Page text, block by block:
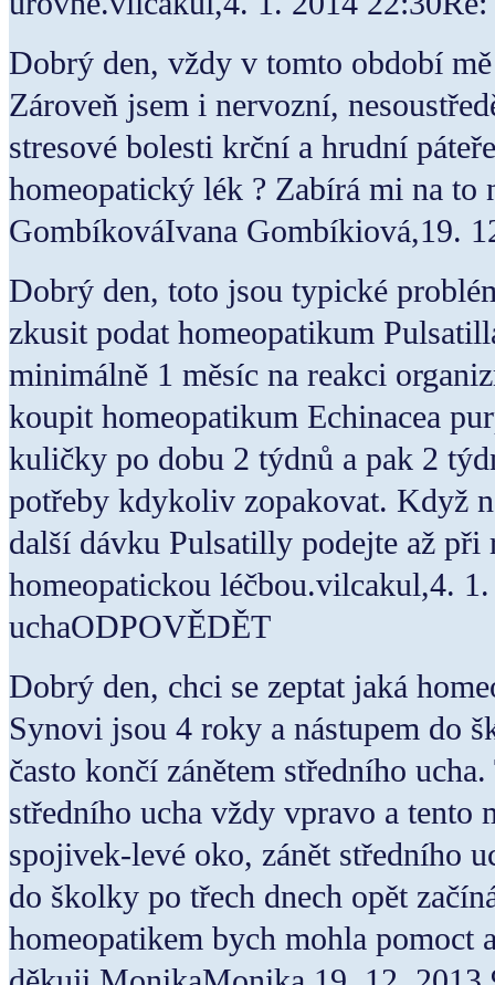
Dobrý den, vždy v tomto období
Zároveň jsem i nervozní,
stresové bolesti krční a hrudní
homeopatický lék ? Zabírá mi na to
GombíkováIvana Gombíkiová,19.
Dobrý den, toto jsou typické
zkusit podat homeopatikum
minimálně 1 měsíc na reakci
koupit homeopatikum Echinacea
kuličky po dobu 2 týdnů a pak 2
potřeby kdykoliv zopakovat. Když
další dávku Pulsatilly podejte až
homeopatickou léčbou.vilcakul,4.
uchaODPOVĚDĚT
Dobrý den, chci se zeptat jaká
Synovi jsou 4 roky a nástupem do
často končí zánětem středního
středního ucha vždy vpravo a tento
spojivek-levé oko, zánět středního
do školky po třech dnech opět
homeopatikem bych mohla pomoct